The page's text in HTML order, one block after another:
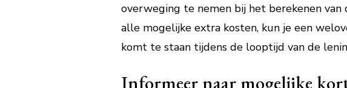
overweging te nemen bij het berekenen
alle mogelijke extra kosten, kun je een
komt te staan tijdens de looptijd van de
Informeer naar mogelijke